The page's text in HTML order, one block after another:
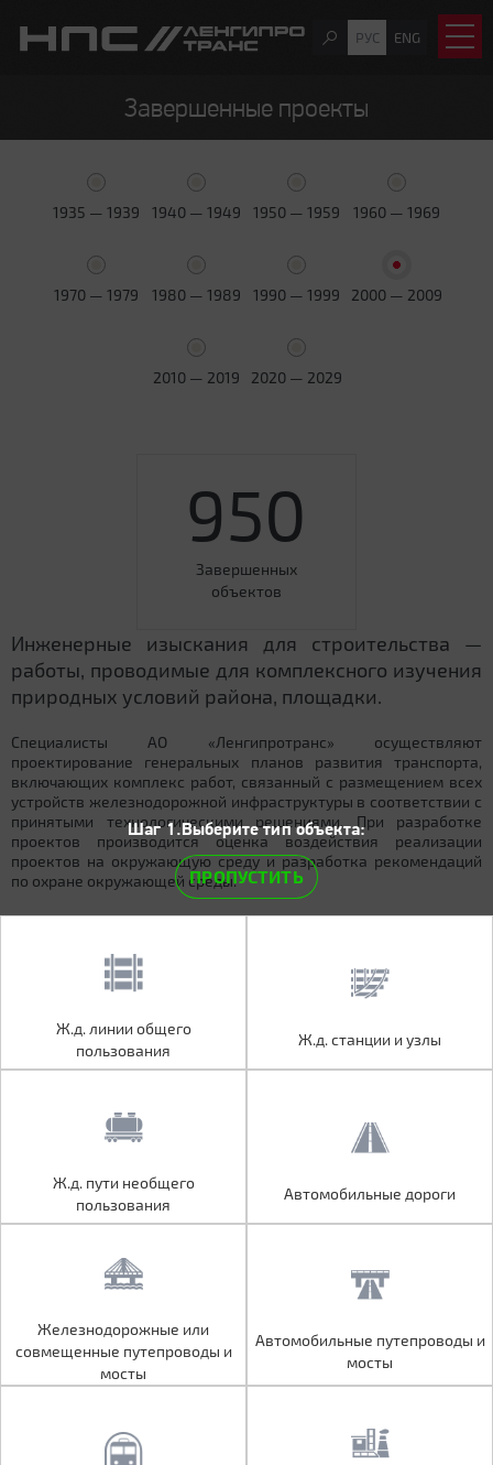
РУС ENG
Завершенные проекты
1935 — 1939 1940 — 1949 1950 — 1959 1960 — 1969
1970 — 1979 1980 — 1989 1990 — 1999 2000 — 2009
2010 — 2019 2020 — 2029
950
Завершенных
объектов
Инженерные изыскания для строительства —
работы, проводимые для комплексного изучения
природных условий района, площадки.
Специалисты АО «Ленгипротранс» осуществляют
проектирование генеральных планов развития транспорта,
включающих комплекс работ, связанный с размещением всех
устройств железнодорожной инфраструктуры в соответствии с
принятыми технологическими решениями. При разработке
проектов производится оценка воздействия реализации
проектов на окружающую среду и разработка рекомендаций
по охране окружающей среды.
Ж.д. линии общего
пользования
Ж.д. пути необщего
пользования
Автомобильные дороги
Железнодорожные или
совмещенные путепроводы и
мосты
Автомобильные путепроводы и
мосты
Шаг 1.Выберите тип объекта:
ПРОПУСТИТЬ
Ж.д. линии общего
пользования
Ж.д. станции и узлы
Ж.д. пути необщего
пользования
Автомобильные дороги
Железнодорожные или
совмещенные путепроводы и
мосты
Автомобильные путепроводы и
мосты